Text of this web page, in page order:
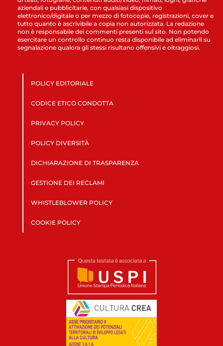
aziendali e pubblicitarie, con qualsiasi dispositivo
elettronico/digitale o per mezzo di fotocopie, registrazioni, cover e
tutto quanto è ascrivibile a copia non autorizzata. La redazione
non è responsabile dei commenti presenti sul sito. Non potendo
esercitare un controllo continuo resta disponibile ad eliminarli su
segnalazione qualora gli stessi risultano offensivi e oltraggiosi.
POLICY EDITORIALE
CODICE ETICO CONDOTTA
PRIVACY POLICY
POLICY DIVERSITÀ
DICHIARAZIONE DI TRASPARENZA
GESTIONE DEI RECLAMI
WHISTLEBLOWER POLICY
COOKIE POLICY